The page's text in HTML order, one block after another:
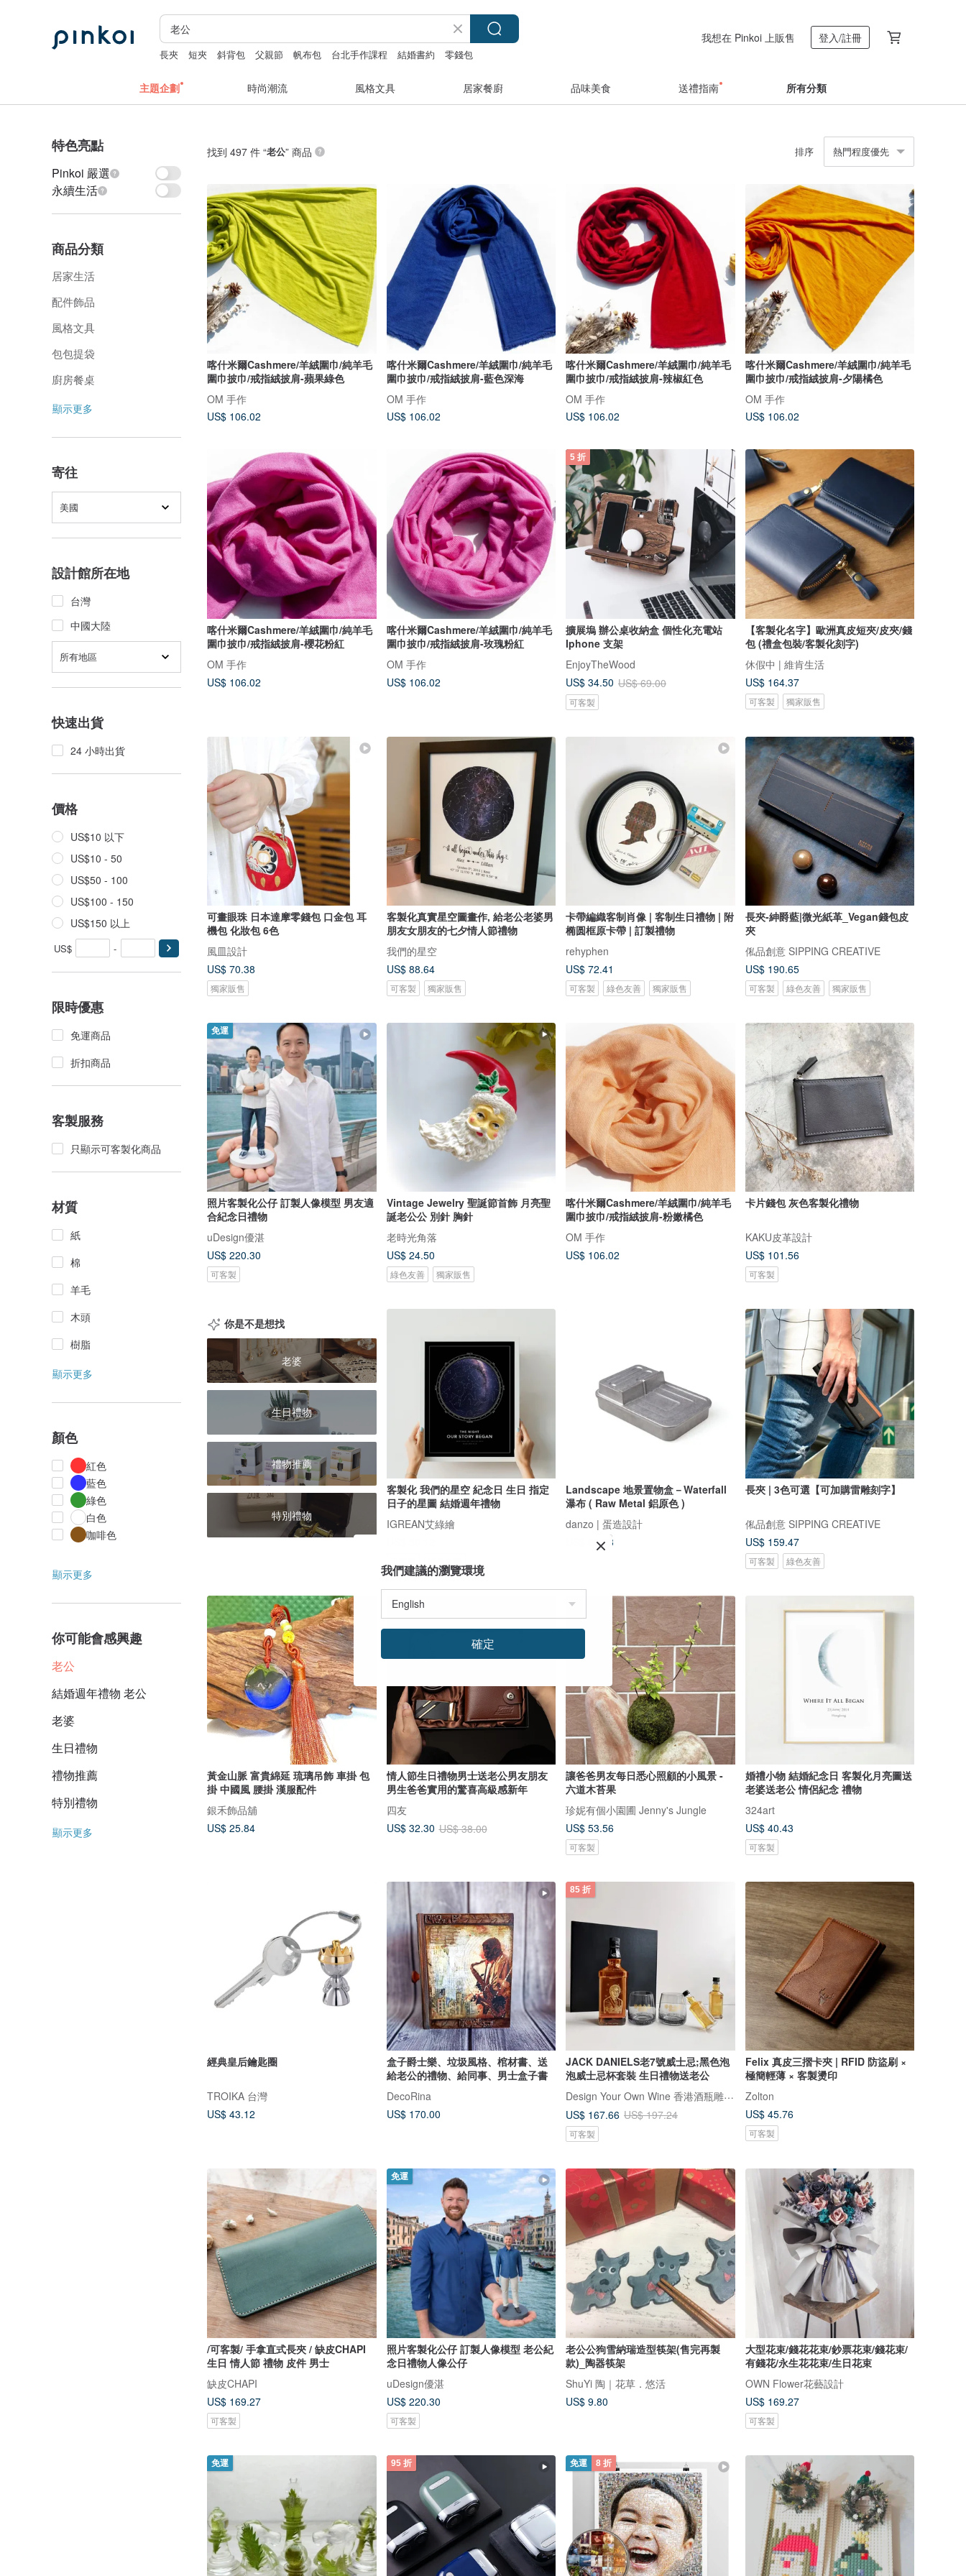
長夾 短夾 斜背包 父親節 帆布包 台北手作課程 結婚書約 零錢包
我想在 Pinkoi 上販售 登入/註冊
主題企劃 時尚潮流 風格文具 居家餐廚 品味美食 送禮指南 所有分類
特色亮點
Pinkoi 嚴選
永續生活
商品分類
居家生活
配件飾品
風格文具
包包提袋
廚房餐桌
顯示更多
寄往
美國
設計館所在地
台灣
中國大陸
所有地區
快速出貨
24 小時出貨
價格
US$10 以下
US$10 - 50
US$50 - 100
US$100 - 150
US$150 以上
US$ -
限時優惠
免運商品
折扣商品
客製服務
只顯示可客製化商品
材質
紙
棉
羊毛
木頭
樹脂
顯示更多
顏色
紅色
藍色
綠色
白色
咖啡色
顯示更多
你可能會感興趣
老公
結婚週年禮物 老公
老婆
生日禮物
禮物推薦
特別禮物
顯示更多
找到 497 件 “老公” 商品 排序 熱門程度優先
喀什米爾Cashmere/羊絨圍巾/純羊毛
圍巾披巾/戒指絨披肩-蘋果綠色
OM 手作
US$ 106.02
喀什米爾Cashmere/羊絨圍巾/純羊毛
圍巾披巾/戒指絨披肩-藍色深海
OM 手作
US$ 106.02
喀什米爾Cashmere/羊絨圍巾/純羊毛
圍巾披巾/戒指絨披肩-辣椒紅色
OM 手作
US$ 106.02
喀什米爾Cashmere/羊絨圍巾/純羊毛
圍巾披巾/戒指絨披肩-夕陽橘色
OM 手作
US$ 106.02
喀什米爾Cashmere/羊絨圍巾/純羊毛
圍巾披巾/戒指絨披肩-櫻花粉紅
OM 手作
US$ 106.02
喀什米爾Cashmere/羊絨圍巾/純羊毛
圍巾披巾/戒指絨披肩-玫瑰粉紅
OM 手作
US$ 106.02
5 折
擴展塢 辦公桌收納盒 個性化充電站
Iphone 支架
EnjoyTheWood
US$ 34.50 US$ 69.00
可客製
【客製化名字】歐洲真皮短夾/皮夾/錢
包 (禮盒包裝/客製化刻字)
休假中 | 維肯生活
US$ 164.37
可客製 獨家販售
可畫眼珠 日本達摩零錢包 口金包 耳
機包 化妝包 6色
風皿設計
US$ 70.38
獨家販售
客製化真實星空圖畫作, 給老公老婆男
朋友女朋友的七夕情人節禮物
我們的星空
US$ 88.64
可客製 獨家販售
卡帶編織客制肖像 | 客制生日禮物 | 附
椭圆框原卡帶 | 訂製禮物
rehyphen
US$ 72.41
可客製 綠色友善 獨家販售
長夾-紳爵藍|微光紙革_Vegan錢包皮
夾
俬品創意 SIPPING CREATIVE
US$ 190.65
可客製 綠色友善 獨家販售
免運
照片客製化公仔 訂製人像模型 男友適
合紀念日禮物
uDesign優湛
US$ 220.30
可客製
Vintage Jewelry 聖誕節首飾 月亮聖
誕老公公 別針 胸針
老時光角落
US$ 24.50
綠色友善 獨家販售
喀什米爾Cashmere/羊絨圍巾/純羊毛
圍巾披巾/戒指絨披肩-粉嫩橘色
OM 手作
US$ 106.02
卡片錢包 灰色客製化禮物
KAKU皮革設計
US$ 101.56
可客製
你是不是想找
老婆
生日禮物
禮物推薦
特別禮物
客製化 我們的星空 紀念日 生日 指定
日子的星圖 結婚週年禮物
IGREAN艾綠繪
Landscape 地景置物盒－Waterfall
瀑布 ( Raw Metal 鋁原色 )
danzo | 蛋造設計
US$ 65.93
長夾 | 3色可選【可加購雷雕刻字】
俬品創意 SIPPING CREATIVE
US$ 159.47
可客製 綠色友善
黃金山脈 富貴綿延 琉璃吊飾 車掛 包
掛 中國風 腰掛 漢服配件
銀禾飾品舖
US$ 25.84
85 折
情人節生日禮物男士送老公男友朋友
男生爸爸實用的驚喜高級感新年
四友
US$ 32.30 US$ 38.00
讓爸爸男友每日悉心照顧的小風景 -
六道木苔果
珍妮有個小園圃 Jenny's Jungle
US$ 53.56
可客製
婚禮小物 結婚紀念日 客製化月亮圖送
老婆送老公 情侶紀念 禮物
324art
US$ 40.43
可客製
經典皇后鑰匙圈
TROIKA 台灣
US$ 43.12
盒子爵士樂、垃圾風格、棺材書、送
給老公的禮物、給同事、男士盒子書
DecoRina
US$ 170.00
85 折
JACK DANIELS老7號威士忌;黑色泡
泡威士忌杯套裝 生日禮物送老公
Design Your Own Wine 香港酒瓶雕刻禮品專門店
US$ 167.66 US$ 197.24
可客製
Felix 真皮三摺卡夾 | RFID 防盜刷 ×
極簡輕薄 × 客製燙印
Zolton
US$ 45.76
可客製
/可客製/ 手拿直式長夾 / 缺皮CHAPI
生日 情人節 禮物 皮件 男士
缺皮CHAPI
US$ 169.27
可客製
免運
照片客製化公仔 訂製人像模型 老公紀
念日禮物人像公仔
uDesign優湛
US$ 220.30
可客製
老公公狗雪納瑞造型筷架(售完再製
款)_陶器筷架
ShuYi 陶｜花草．悠活
US$ 9.80
大型花束/錢花花束/鈔票花束/錢花束/
有錢花/永生花花束/生日花束
OWN Flower花藝設計
US$ 169.27
可客製
免運 95 折 免運 8 折
我們建議的瀏覽環境
確定